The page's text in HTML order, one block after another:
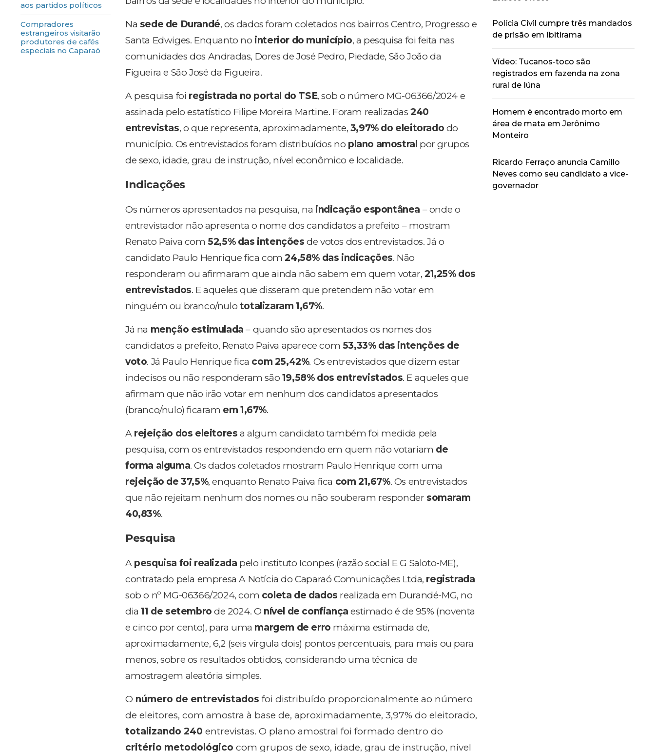
aos partidos políticos
Compradores
estrangeiros visitarão
produtores de cafés
especiais no Caparaó
Na sede de Durandé, os dados foram coletados nos bairros Centro, Progresso e
Santa Edwiges. Enquanto no interior do município, a pesquisa foi feita nas
comunidades dos Andradas, Dores de José Pedro, Piedade, São João da
Figueira e São José da Figueira.
A pesquisa foi registrada no portal do TSE, sob o número MG-06366/2024 e
assinada pelo estatístico Filipe Moreira Martine. Foram realizadas240
entrevistas, o que representa, aproximadamente, 3,97% do eleitorado do
município. Os entrevistados foram distribuídos no plano amostral por grupos
de sexo, idade, grau de instrução, nível econômico e localidade.
Indicações
Os números apresentados na pesquisa, na indicação espontânea – onde o
entrevistador não apresenta o nome dos candidatos a prefeito – mostram
Renato Paiva com52,5% das intenções de votos dos entrevistados. Já o
candidato Paulo Henrique fica com24,58% das indicações. Não
responderam ou afirmaram que ainda não sabem em quem votar, 21,25% dos
entrevistados. E aqueles que disseram que pretendem não votar em
ninguém ou branco/nulo totalizaram 1,67%.
Já na menção estimulada – quando são apresentados os nomes dos
candidatos a prefeito, Renato Paiva aparece com 53,33% das intenções de
voto. Já Paulo Henrique fica com 25,42%. Os entrevistados que dizem estar
indecisos ou não responderam são 19,58% dos entrevistados. E aqueles que
afirmam que não irão votar em nenhum dos candidatos apresentados
(branco/nulo) ficaram em 1,67%.
A rejeição dos eleitores a algum candidato também foi medida pela
pesquisa, com os entrevistados respondendo em quem não votariam de
forma alguma. Os dados coletados mostram Paulo Henrique com uma
rejeição de 37,5%, enquanto Renato Paiva fica com 21,67%. Os entrevistados
que não rejeitam nenhum dos nomes ou não souberam responder somaram
40,83%.
Pesquisa
A pesquisa foi realizada pelo instituto Iconpes (razão social E G Saloto-ME),
contratado pela empresa A Notícia do Caparaó Comunicações Ltda, registrada
sob o nº MG-06366/2024, com coleta de dados realizada em Durandé-MG, no
dia11 de setembro de 2024. O nível de confiança estimado é de 95% (noventa
e cinco por cento), para uma margem de erro máxima estimada de,
aproximadamente, 6,2 (seis vírgula dois) pontos percentuais, para mais ou para
menos, sobre os resultados obtidos, considerando uma técnica de
amostragem aleatória simples.
O número de entrevistados foi distribuído proporcionalmente ao número
de eleitores, com amostra à base de, aproximadamente, 3,97% do eleitorado,
totalizando 240 entrevistas. O plano amostral foi formado dentro do
critério metodológico com grupos de sexo, idade, grau de instrução, nível
Polícia Civil cumpre três mandados
de prisão em Ibitirama
Vídeo: Tucanos-toco são
registrados em fazenda na zona
rural de Iúna
Homem é encontrado morto em
área de mata em Jerônimo
Monteiro
Ricardo Ferraço anuncia Camillo
Neves como seu candidato a vice-
governador